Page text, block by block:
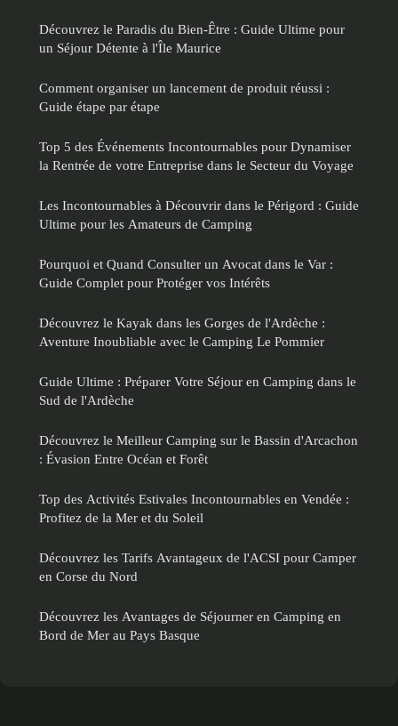
Découvrez le Paradis du Bien-Être : Guide Ultime pour
un Séjour Détente à l'Île Maurice
Comment organiser un lancement de produit réussi :
Guide étape par étape
Top 5 des Événements Incontournables pour Dynamiser
la Rentrée de votre Entreprise dans le Secteur du Voyage
Les Incontournables à Découvrir dans le Périgord : Guide
Ultime pour les Amateurs de Camping
Pourquoi et Quand Consulter un Avocat dans le Var :
Guide Complet pour Protéger vos Intérêts
Découvrez le Kayak dans les Gorges de l'Ardèche :
Aventure Inoubliable avec le Camping Le Pommier
Guide Ultime : Préparer Votre Séjour en Camping dans le
Sud de l'Ardèche
Découvrez le Meilleur Camping sur le Bassin d'Arcachon
: Évasion Entre Océan et Forêt
Top des Activités Estivales Incontournables en Vendée :
Profitez de la Mer et du Soleil
Découvrez les Tarifs Avantageux de l'ACSI pour Camper
en Corse du Nord
Découvrez les Avantages de Séjourner en Camping en
Bord de Mer au Pays Basque